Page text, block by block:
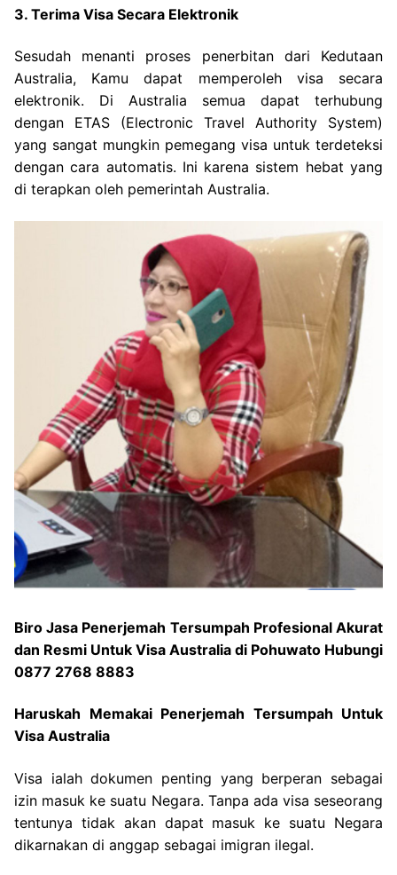
3. Terima Visa Secara Elektronik
Sesudah menanti proses penerbitan dari Kedutaan
Australia, Kamu dapat memperoleh visa secara
elektronik. Di Australia semua dapat terhubung
dengan ETAS (Electronic Travel Authority System)
yang sangat mungkin pemegang visa untuk terdeteksi
dengan cara automatis. Ini karena sistem hebat yang
di terapkan oleh pemerintah Australia.
Biro Jasa Penerjemah Tersumpah Profesional Akurat
dan Resmi Untuk Visa Australia di Pohuwato Hubungi
0877 2768 8883
Haruskah Memakai Penerjemah Tersumpah Untuk
Visa Australia
Visa ialah dokumen penting yang berperan sebagai
izin masuk ke suatu Negara. Tanpa ada visa seseorang
tentunya tidak akan dapat masuk ke suatu Negara
dikarnakan di anggap sebagai imigran ilegal.